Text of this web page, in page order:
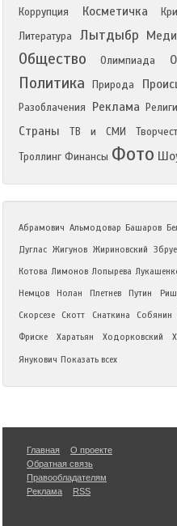
Коррупция Косметичка
Литература Лытдыбр
Общество Олимпиада
Политика Природа
Разоблачения
Реклама
Страны
ТВ и СМИ
Троллинг Финансы Фото
Абрамович Альмодовар Башаров
Дуглас Жигунов Жириновский
Котова Лимонов Лопырева
Немцов
Нолан Плетнев Путин
Скорсезе
Скотт Снаткина Собянин
Фриске
Харатьян Ходорковский
Янукович Показать всех
Главная
О проекте
Обратная связь
Правообладателям
Реклама
RSS